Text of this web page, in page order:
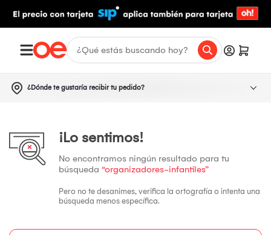
¿Dónde te gustaría recibir tu pedido?
¡Lo sentimos!
No encontramos ningún resultado para tu
búsqueda “organizadores-infantiles”
Pero no te desanimes, verifica la ortografía o intenta una
búsqueda menos específica.